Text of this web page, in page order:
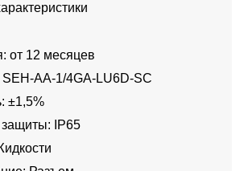
от 12 месяцев
SEH-AA-1/4GA-LU6D-SC
±1,5%
IP65